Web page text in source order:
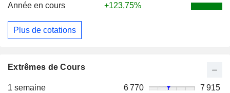
Année en cours
+123,75%
Plus de cotations
Extrêmes de Cours
1 semaine 6 770
7 915